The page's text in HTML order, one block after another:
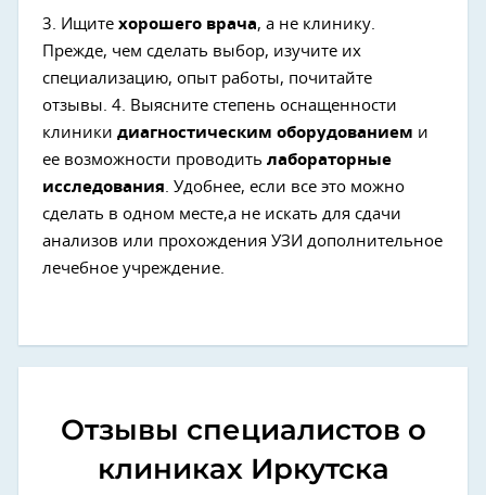
3. Ищите хорошего врача, а не клинику.
Прежде, чем сделать выбор, изучите их
специализацию, опыт работы, почитайте
отзывы. 4. Выясните степень оснащенности
клиники диагностическим оборудованием и
ее возможности проводить лабораторные
исследования. Удобнее, если все это можно
сделать в одном месте,а не искать для сдачи
анализов или прохождения УЗИ дополнительное
лечебное учреждение.
Отзывы специалистов о
клиниках Иркутска